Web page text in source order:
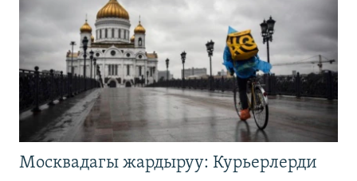
Москвадагы жардыруу: Курьерлерди